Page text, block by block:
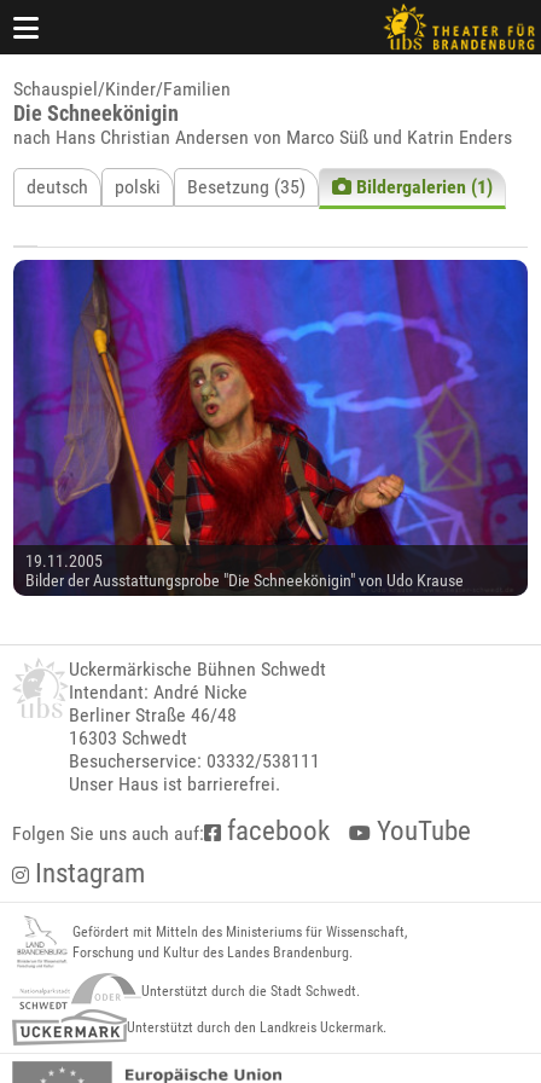
Schauspiel/Kinder/Familien
Die Schneekönigin
nach Hans Christian Andersen von Marco Süß und Katrin Enders
deutsch polski Besetzung (35) Bildergalerien (1)
19.11.2005
Bilder der Ausstattungsprobe "Die Schneekönigin" von Udo Krause
Uckermärkische Bühnen Schwedt
Intendant: André Nicke
Berliner Straße 46/48
16303 Schwedt
Besucherservice: 03332/538111
Unser Haus ist barrierefrei.
Folgen Sie uns auch auf: facebook
YouTube
Instagram
Gefördert mit Mitteln des Ministeriums für Wissenschaft,
Forschung und Kultur des Landes Brandenburg.
Unterstützt durch die Stadt Schwedt.
Unterstützt durch den Landkreis Uckermark.